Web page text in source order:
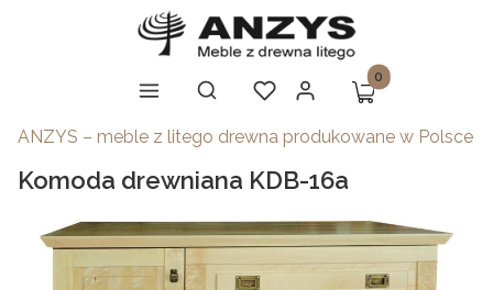
Menu Otwórz wyszukiwarkę
Szukaj UlubioneZaloguj sięProdukty w
Koszyk
ANZYS – meble z litego drewna produkowane w Polsce
Komoda drewniana KDB-16a